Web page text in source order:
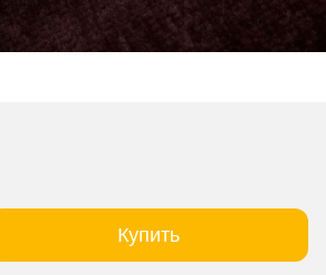
Купить